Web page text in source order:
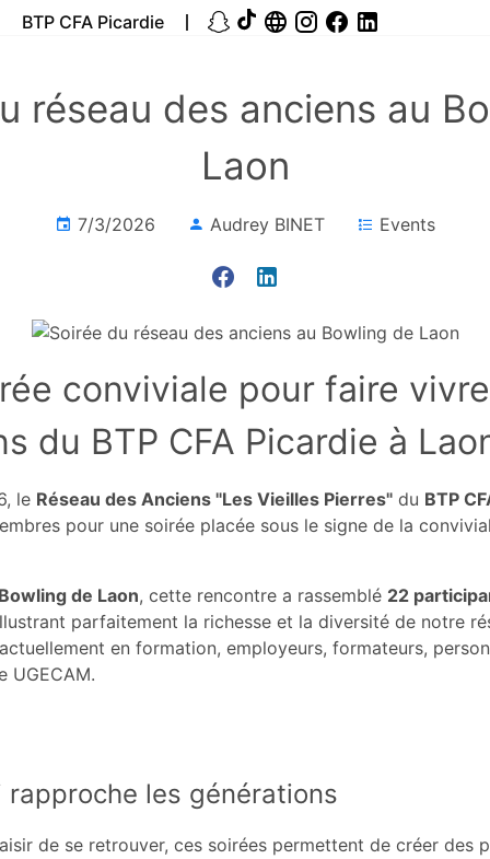
BTP CFA Picardie
réseau des anciens au
Laon
7/3/2026 Audrey BINET Events
conviviale pour faire
du BTP CFA Picardie à
le Réseau des Anciens "Les Vieilles Pierres"du BTP
pour une soirée placée sous le signe de la
de Laon, cette rencontre a rassemblé 22
parfaitement la richesse et la diversité de notre
en formation, employeurs, formateurs,
UGECAM.
rapproche les générations
de se retrouver, ces soirées permettent de créer des